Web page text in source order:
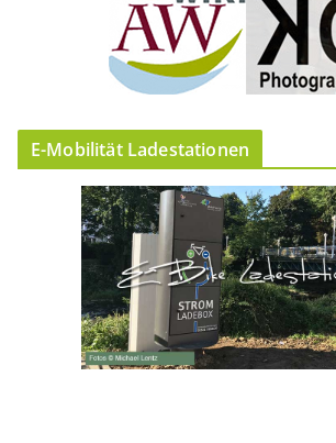
E-Mobilität Ladestationen